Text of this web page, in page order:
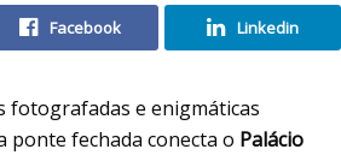
Facebook Linkedin
fotografadas e enigmáticas
ponte fechada conecta o Palácio